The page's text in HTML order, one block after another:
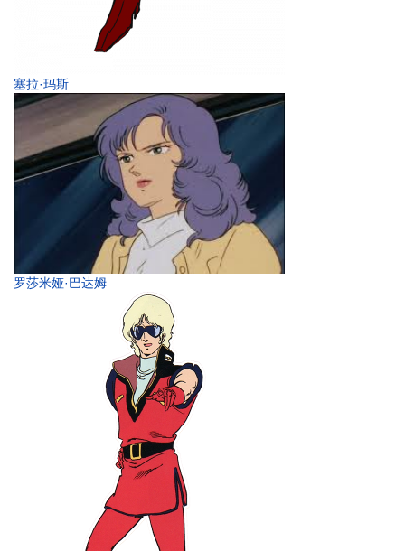
塞拉·玛斯
罗莎米娅·巴达姆